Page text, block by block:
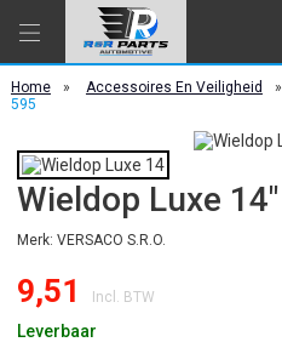
Home » Accessoires En Veiligheid »
595
Wieldop Luxe 14"
Merk: VERSACO S.R.O.
9,51 Incl. BTW
Leverbaar